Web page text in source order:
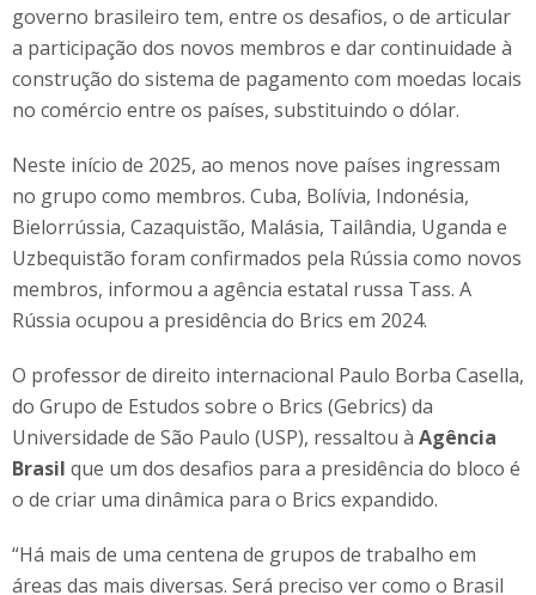
governo brasileiro tem, entre os desafios, o de articular
a participação dos novos membros e dar continuidade à
construção do sistema de pagamento com moedas locais
no comércio entre os países, substituindo o dólar.
Neste início de 2025, ao menos nove países ingressam
no grupo como membros. Cuba, Bolívia, Indonésia,
Bielorrússia, Cazaquistão, Malásia, Tailândia, Uganda e
Uzbequistão foram confirmados pela Rússia como novos
membros, informou a agência estatal russa Tass. A
Rússia ocupou a presidência do Brics em 2024.
O professor de direito internacional Paulo Borba Casella,
do Grupo de Estudos sobre o Brics (Gebrics) da
Universidade de São Paulo (USP), ressaltou à Agência
Brasil que um dos desafios para a presidência do bloco é
o de criar uma dinâmica para o Brics expandido.
“Há mais de uma centena de grupos de trabalho em
áreas das mais diversas. Será preciso ver como o Brasil